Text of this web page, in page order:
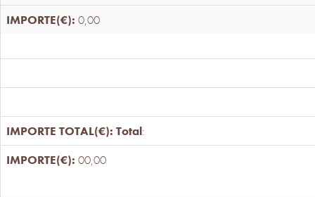
0,00
Total:
00,00